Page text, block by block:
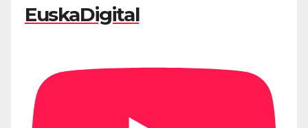
EuskaDigital